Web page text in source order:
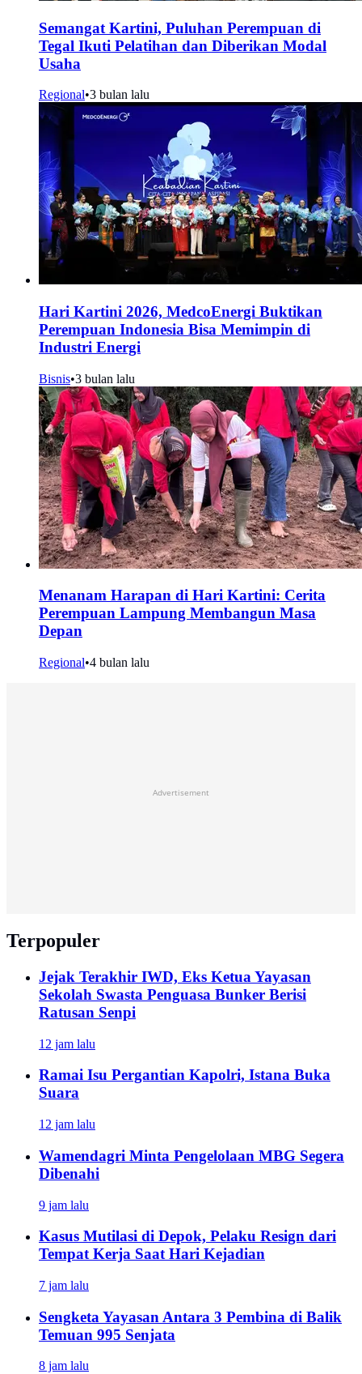
Semangat Kartini, Puluhan Perempuan di
Tegal Ikuti Pelatihan dan Diberikan Modal
Usaha
Regional•3 bulan lalu
Hari Kartini 2026, MedcoEnergi Buktikan
Perempuan Indonesia Bisa Memimpin di
Industri Energi
Bisnis•3 bulan lalu
Menanam Harapan di Hari Kartini: Cerita
Perempuan Lampung Membangun Masa
Depan
Regional•4 bulan lalu
Advertisement
Terpopuler
Jejak Terakhir IWD, Eks Ketua Yayasan
Sekolah Swasta Penguasa Bunker Berisi
Ratusan Senpi
12 jam lalu
Ramai Isu Pergantian Kapolri, Istana Buka
Suara
12 jam lalu
Wamendagri Minta Pengelolaan MBG Segera
Dibenahi
9 jam lalu
Kasus Mutilasi di Depok, Pelaku Resign dari
Tempat Kerja Saat Hari Kejadian
7 jam lalu
Sengketa Yayasan Antara 3 Pembina di Balik
Temuan 995 Senjata
8 jam lalu